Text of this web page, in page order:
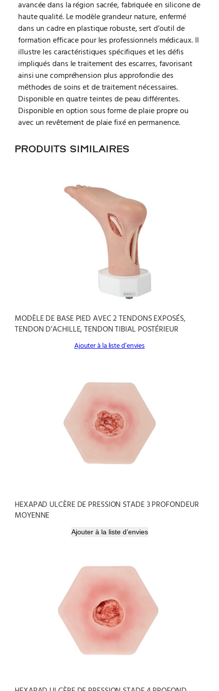
avancée dans la région sacrée, fabriquée en silicone de
haute qualité. Le modèle grandeur nature, enfermé
dans un cadre en plastique robuste, sert d’outil de
formation efficace pour les professionnels médicaux. Il
illustre les caractéristiques spécifiques et les défis
impliqués dans le traitement des escarres, favorisant
ainsi une compréhension plus approfondie des
méthodes de soins et de traitement nécessaires.
Disponible en quatre teintes de peau différentes.
Disponible en option sous forme de plaie propre ou
avec un revêtement de plaie fixé en permanence.
PRODUITS SIMILAIRES
MODÈLE DE BASE PIED AVEC 2 TENDONS EXPOSÉS,
TENDON D’ACHILLE, TENDON TIBIAL POSTÉRIEUR
Ajouter à la liste d’envies
HEXAPAD ULCÈRE DE PRESSION STADE 3 PROFONDEUR
MOYENNE
Ajouter à la liste d’envies